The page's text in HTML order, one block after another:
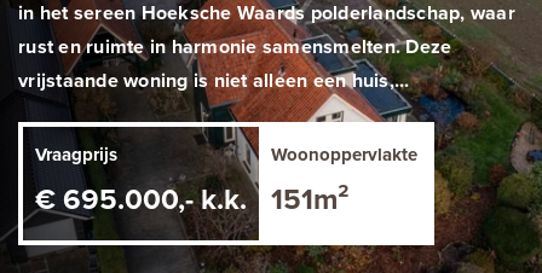
in het sereen Hoeksche Waards polderlandschap, waar
rust en ruimte in harmonie samensmelten. Deze
vrijstaande woning is niet alleen een huis,...
Vraagprijs
€ 695.000,- k.k.
Woonoppervlakte
151m²